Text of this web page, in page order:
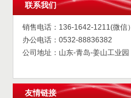
联系我们
销售电话：136-1642-1211(微信）
办公电话：0532-88836382
公司地址：山东-青岛-姜山工业园
友情链接